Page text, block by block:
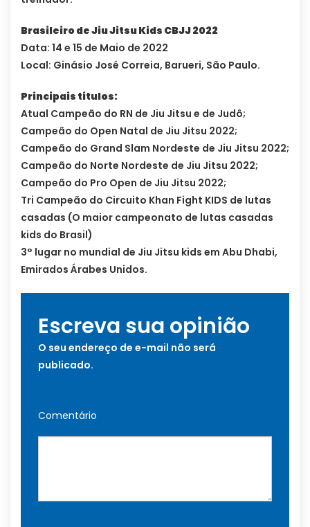
Brasileiro de Jiu Jitsu Kids CBJJ 2022
Data: 14 e 15 de Maio de 2022
Local: Ginásio José Correia, Barueri, São Paulo.
Principais títulos:
Atual Campeão do RN de Jiu Jitsu e de Judô;
Campeão do Open Natal de Jiu Jitsu 2022;
Campeão do Grand Slam Nordeste de Jiu Jitsu 2022;
Campeão do Norte Nordeste de Jiu Jitsu 2022;
Campeão do Pro Open de Jiu Jitsu 2022;
Tri Campeão do Circuito Khan Fight KIDS de lutas
casadas (O maior campeonato de lutas casadas
kids do Brasil)
3° lugar no mundial de Jiu Jitsu kids em Abu Dhabi,
Emirados Árabes Unidos.
Escreva sua opinião
O seu endereço de e-mail não será
publicado.
Comentário